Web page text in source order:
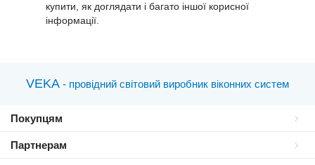
купити, як доглядати і багато іншої корисної
інформації.
VEKA - провідний світовий виробник віконних систем
Покупцям
Партнерам